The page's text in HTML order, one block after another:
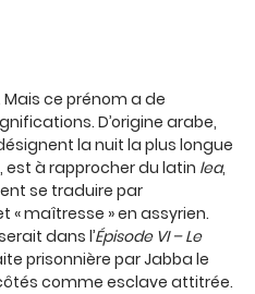
Mais ce prénom a de
D’origine arabe,
la nuit la plus longue
est à rapprocher du latin lea,
se traduire par
« maîtresse » en assyrien.
dans l’Épisode VI – Le
prisonnière par Jabba le
comme esclave attitrée.